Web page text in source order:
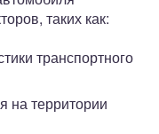
таких как:
транспортного
на территории